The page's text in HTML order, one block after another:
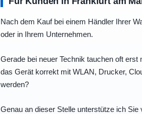
Nach dem Kauf bei einem Händler Ihrer
oder in Ihrem Unternehmen.
Gerade bei neuer Technik tauchen oft
das Gerät korrekt mit WLAN, Drucker,
werden?
Genau an dieser Stelle unterstütze ich